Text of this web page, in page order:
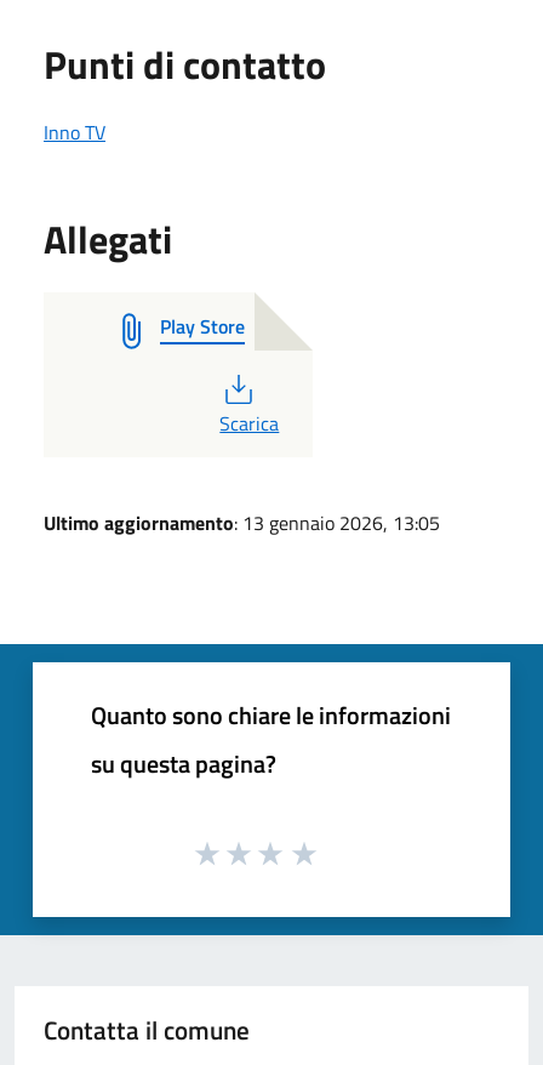
Punti di contatto
Inno TV
Allegati
Play Store
PDF
Scarica
Ultimo aggiornamento: 13 gennaio 2026, 13:05
Quanto sono chiare le informazioni
su questa pagina?
Contatta il comune